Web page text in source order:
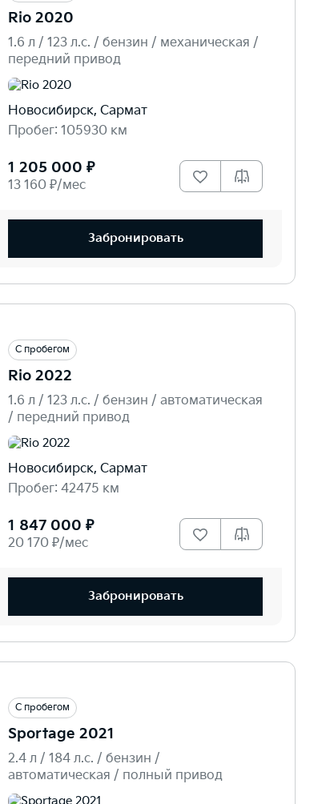
Rio 2020
1.6 л / 123 л.c. / бензин / механическая /
передний привод
Новосибирск, Сармат
Пробег: 105930 км
1 205 000 ₽
13 160 ₽/мес
Забронировать
С пробегом
Rio 2022
1.6 л / 123 л.c. / бензин / автоматическая
/ передний привод
Новосибирск, Сармат
Пробег: 42475 км
1 847 000 ₽
20 170 ₽/мес
Забронировать
С пробегом
Sportage 2021
2.4 л / 184 л.c. / бензин /
автоматическая / полный привод